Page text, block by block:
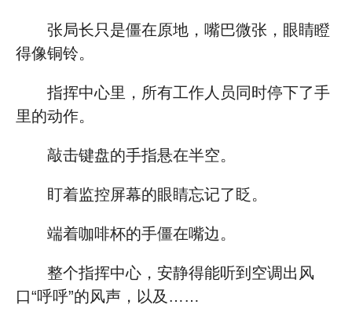
张局长只是僵在原地，嘴巴微张，眼睛瞪
得像铜铃。
指挥中心里，所有工作人员同时停下了手
里的动作。
敲击键盘的手指悬在半空。
盯着监控屏幕的眼睛忘记了眨。
端着咖啡杯的手僵在嘴边。
整个指挥中心，安静得能听到空调出风
口“呼呼”的风声，以及……